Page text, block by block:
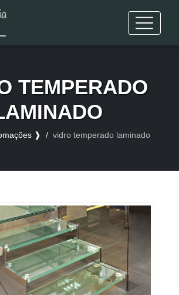
TEMPERADO
❱ vidro temperado laminado